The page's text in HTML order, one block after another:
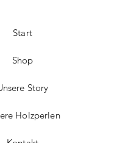
Start
Shop
Story
Holzperlen
Kontakt